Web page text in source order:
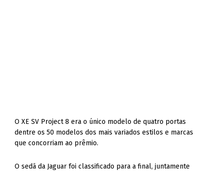
O XE SV Project 8 era o único modelo de quatro portas
dentre os 50 modelos dos mais variados estilos e marcas
que concorriam ao prêmio.
O sedã da Jaguar foi classificado para a final, juntamente